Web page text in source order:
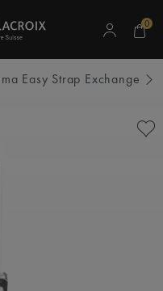
0
Easy Strap Exchange